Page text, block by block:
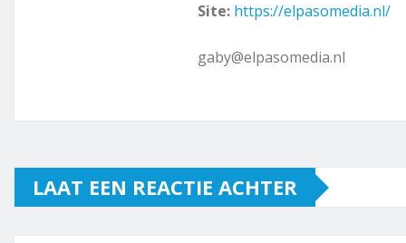
Site: https://elpasomedia.nl/
gaby@elpasomedia.nl
LAAT EEN REACTIE ACHTER